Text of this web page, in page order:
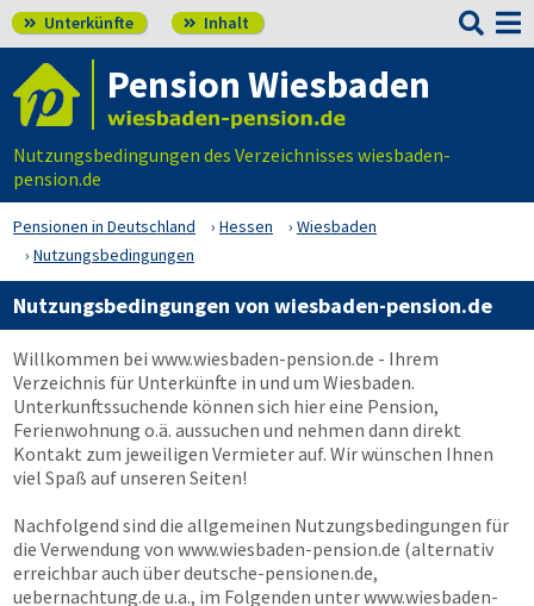
 Unterkünfte  Inhalt 
Pension Wiesbaden
Nutzungsbedingungen des Verzeichnisses wiesbaden-
pension.de
Pensionen in Deutschland Hessen
Wiesbaden
Nutzungsbedingungen
Nutzungsbedingungen von wiesbaden-pension.de
Willkommen bei www.wiesbaden-pension.de - Ihrem
Verzeichnis für Unterkünfte in und um Wiesbaden.
Unterkunftssuchende können sich hier eine Pension,
Ferienwohnung o.ä. aussuchen und nehmen dann direkt
Kontakt zum jeweiligen Vermieter auf. Wir wünschen Ihnen
viel Spaß auf unseren Seiten!
Nachfolgend sind die allgemeinen Nutzungsbedingungen für
die Verwendung von www.wiesbaden-pension.de (alternativ
erreichbar auch über deutsche-pensionen.de,
uebernachtung.de u.a., im Folgenden unterwww.wiesbaden-